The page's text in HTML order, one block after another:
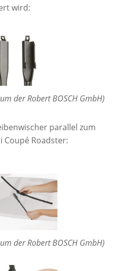
wird:
der Robert BOSCH GmbH)
parallel zum
Coupé Roadster:
der Robert BOSCH GmbH)